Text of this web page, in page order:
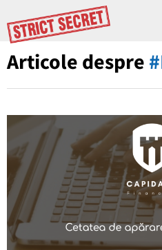
Articole despre